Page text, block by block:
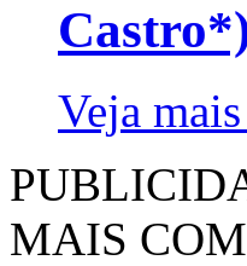
Veja
MAIS